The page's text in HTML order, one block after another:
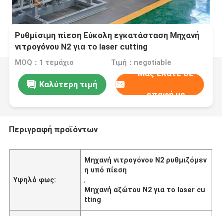
Ρυθμίσιμη πίεση Εύκολη εγκατάσταση Μηχανή
νιτρογόνου N2 για το laser cutting
MOQ：1 τεμάχιο Τιμή：negotiable
Καλύτερη τιμή
Μας ελάτε σε
επαφή με
Περιγραφή προϊόντων
Υψηλό φως:
Μηχανή νιτρογόνου N2 ρυθμιζόμεν
η υπό πίεση
,
Μηχανή αζώτου N2 για το laser cu
tting